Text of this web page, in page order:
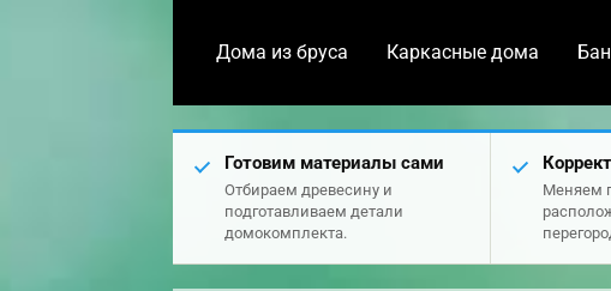
Дома из бруса Каркасные дома
Готовим материалы сами
Отбираем древесину и
подготавливаем детали
домокомплекта.
Меняем